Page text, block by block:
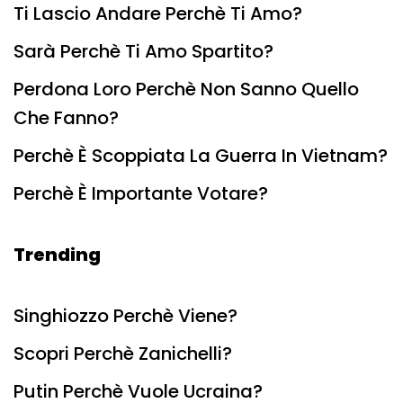
Ti Lascio Andare Perchè Ti Amo?
Sarà Perchè Ti Amo Spartito?
Perdona Loro Perchè Non Sanno Quello
Che Fanno?
Perchè È Scoppiata La Guerra In Vietnam?
Perchè È Importante Votare?
Trending
Singhiozzo Perchè Viene?
Scopri Perchè Zanichelli?
Putin Perchè Vuole Ucraina?